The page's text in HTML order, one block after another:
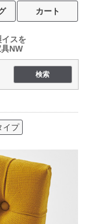
カート
イスを
NW
イプ